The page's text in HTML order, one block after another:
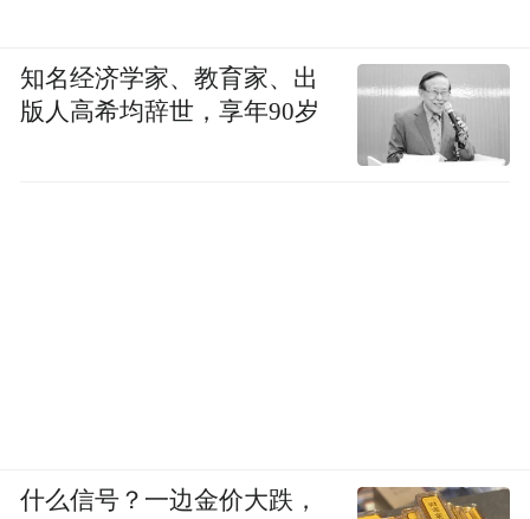
知名经济学家、教育家、出
版人高希均辞世，享年90岁
什么信号？一边金价大跌，